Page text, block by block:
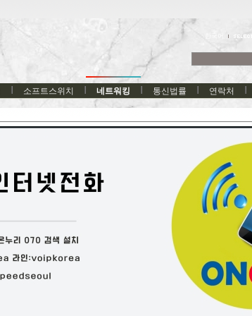
소프트스위치 네트워킹 통신법률 연락처